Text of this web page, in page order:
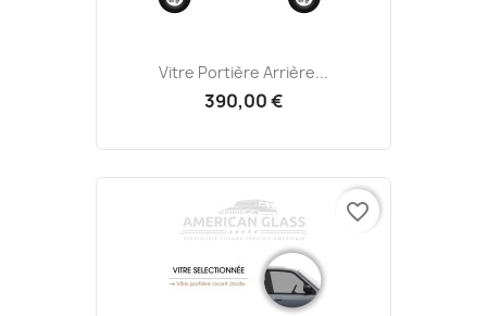
Vitre Portière Arrière...
390,00 €
favorite_border